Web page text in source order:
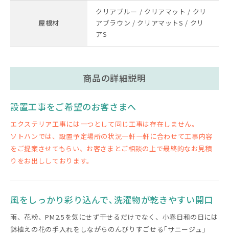
屋根材
クリアブルー / クリアマット / クリ
アブラウン / クリアマットS / クリ
アS
商品の詳細説明
設置工事をご希望のお客さまへ
エクステリア工事には一つとして同じ工事は存在しません。
ソトハンでは、設置予定場所の状況一軒一軒に合わせて工事内容
をご提案させてもらい、お客さまとご相談の上で最終的なお見積
りをお出ししております。
風をしっかり彩り込んで､洗濯物が乾きやすい開口
雨、花粉、PM2.5を気にせず干せるだけでなく、小春日和の日には
鉢植えの花の手入れをしながらのんびりすごせる｢サニージュ｣